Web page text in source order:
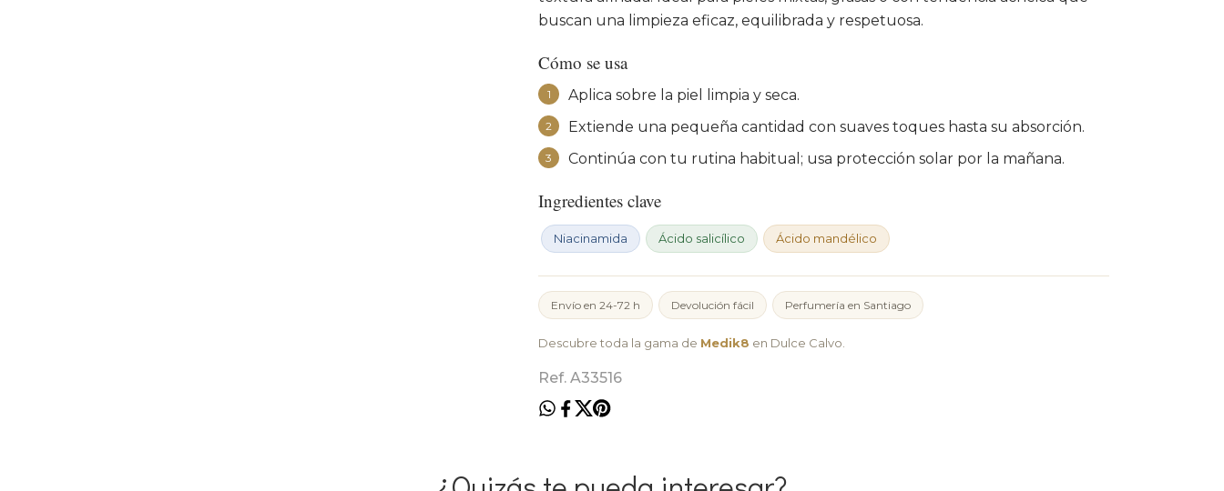
buscan una limpieza eficaz, equilibrada y respetuosa.
Cómo se usa
1 Aplica sobre la piel limpia y seca.
2 Extiende una pequeña cantidad con suaves toques hasta su absorción.
3 Continúa con tu rutina habitual; usa protección solar por la mañana.
Ingredientes clave
Niacinamida Ácido salicílico Ácido mandélico
Envío en 24-72 h Devolución fácil Perfumería en Santiago
Descubre toda la gama de Medik8 en Dulce Calvo.
Ref. A33516